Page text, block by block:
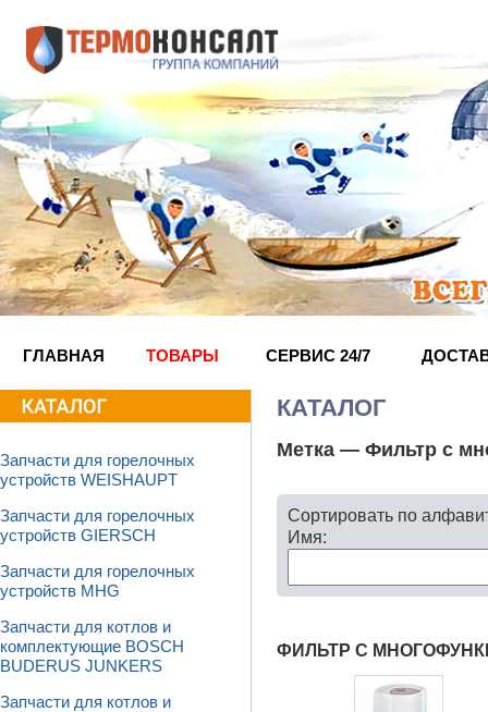
ГЛАВНАЯ ТОВАРЫ СЕРВИС 24/7
Запчасти для горелочных
устройств WEISHAUPT
Запчасти для горелочных
устройств GIERSCH
Запчасти для горелочных
устройств MHG
Запчасти для котлов и
комплектующие BOSCH
BUDERUS JUNKERS
Запчасти для котлов и
КАТАЛОГ
Метка — Фильтр с
Сортировать по
Имя:
ФИЛЬТР С